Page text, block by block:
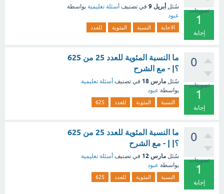
تصويتات
1
إجابة
سُئل أبريل 9 في تصنيف أسئلة تعليمية بواسطة
عبود
الاجابة النسبة المئوية للعدد
0
تصويتات
1
إجابة
ما النسبة المئوية للعدد 25 من 625
؟| - مع الشرح
سُئل مارس 18 في تصنيف أسئلة تعليمية
بواسطة عبود
النسبة المئوية للعدد 625
0
تصويتات
1
إجابة
ما النسبة المئوية للعدد 25 من 625
؟| | - مع الشرح
سُئل مارس 12 في تصنيف أسئلة تعليمية
بواسطة عبود
النسبة المئوية للعدد 625